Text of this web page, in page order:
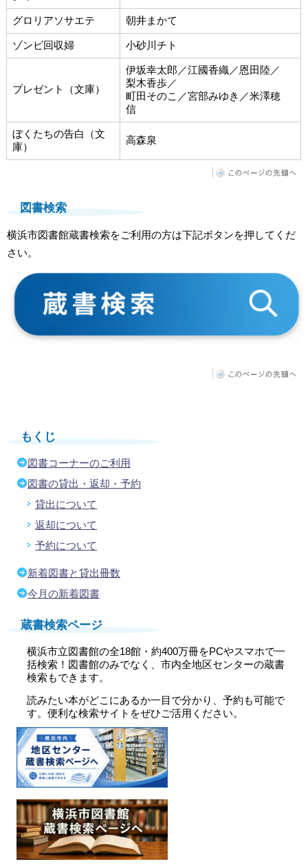
グロリアソサエテ 朝井まかて
ゾンビ回収婦 小砂川チト
プレゼント（文庫）
伊坂幸太郎／江國香織／恩田陸／
梨木香歩／
町田そのこ／宮部みゆき／米澤穂
信
ぼくたちの告白（文
庫）
高森泉
図書検索
横浜市図書館蔵書検索をご利用の方は下記ボタンを押してくだ
さい。
もくじ
図書コーナーのご利用
図書の貸出・返却・予約
貸出について
返却について
予約について
新着図書と貸出冊数
今月の新着図書
蔵書検索ページ
横浜市立図書館の全18館・約400万冊をPCやスマホで一
括検索！図書館のみでなく、市内全地区センターの蔵書
検索もできます。
読みたい本がどこにあるか一目で分かり、予約も可能で
す。便利な検索サイトをぜひご活用ください。